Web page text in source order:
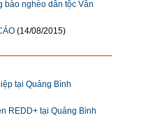
bào nghèo dân tộc Vân
(14/08/2015)
tại Quảng Bình
REDD+ tại Quảng Bình